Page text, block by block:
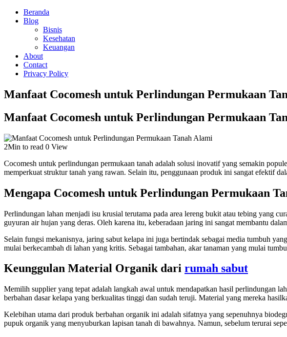
Beranda
Blog
Bisnis
Kesehatan
Keuangan
About
Contact
Privacy Policy
Manfaat Cocomesh untuk Perlindungan Permukaan
Manfaat Cocomesh untuk Perlindungan Permukaan
2Min to read 0 View
Cocomesh untuk perlindungan permukaan tanah adalah solusi inovatif yang semakin
memperkuat struktur tanah yang rawan. Selain itu, penggunaan produk ini sangat efektif
Mengapa Cocomesh untuk Perlindungan Permukaan
Perlindungan lahan menjadi isu krusial terutama pada area lereng bukit atau tebing yang
guyuran air hujan yang deras. Oleh karena itu, keberadaan jaring ini sangat membantu
Selain fungsi mekanisnya, jaring sabut kelapa ini juga bertindak sebagai media tumbuh
mulai berkecambah di lahan yang kritis. Sebagai tambahan, akar tanaman yang mulai
Keunggulan Material Organik dari rumah sabut
Memilih supplier yang tepat adalah langkah awal untuk mendapatkan hasil perlindungan
berbahan dasar kelapa yang berkualitas tinggi dan sudah teruji. Material yang mereka
Kelebihan utama dari produk berbahan organik ini adalah sifatnya yang sepenuhnya
pupuk organik yang menyuburkan lapisan tanah di bawahnya. Namun, sebelum terurai